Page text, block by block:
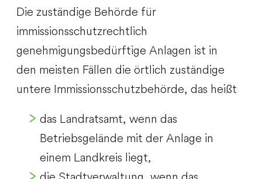
Die zuständige Behörde für
immissionsschutzrechtlich
genehmigungsbedürftige Anlagen ist in
den meisten Fällen die örtlich zuständige
untere Immissionsschutzbehörde, das heißt
das Landratsamt, wenn das
Betriebsgelände mit der Anlage in
einem Landkreis liegt,